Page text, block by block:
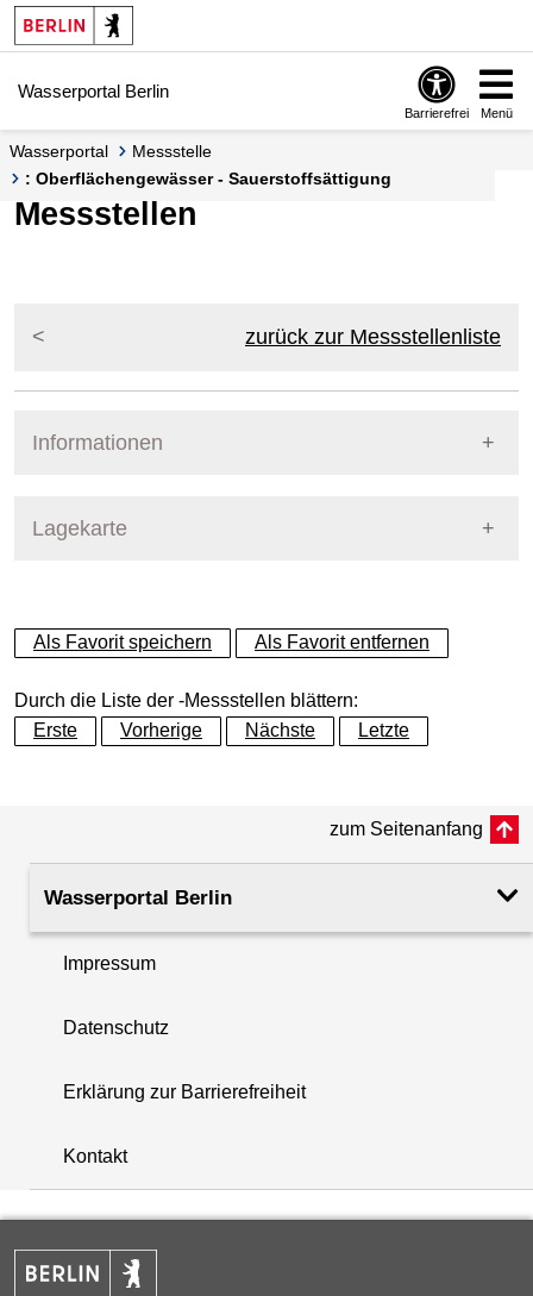
Springe zur Navigation
Springe zum Inhalt
Wasserportal Berlin
Barrierefrei Menü
Wasserportal
Messstelle
: Oberflächengewässer - Sauerstoffsättigung
Messstellen
zurück zur Messstellenliste
Informationen
Lagekarte
+
−
+
−
Als Favorit speichern Als Favorit entfernen
Durch die Liste der -Messstellen blättern:
Erste
Vorherige Nächste Letzte
zum Seitenanfang
Wasserportal Berlin
Impressum
Datenschutz
Erklärung zur Barrierefreiheit
Kontakt